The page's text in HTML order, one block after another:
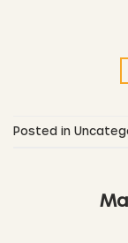
Posted in